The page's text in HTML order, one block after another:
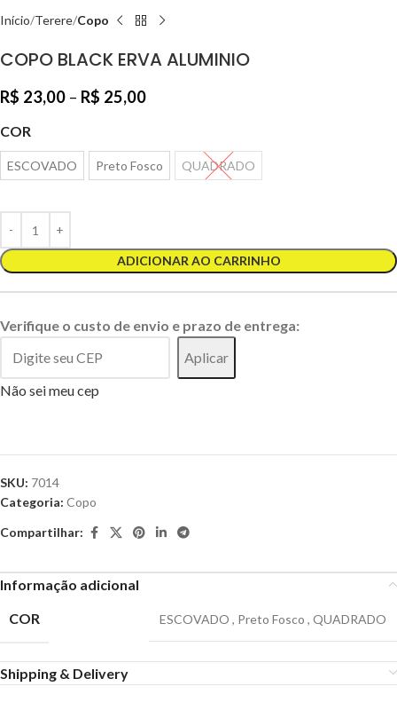
Início Terere Copo
COPO BLACK ERVA ALUMINIO
R$ 23,00 – R$ 25,00
COR
ESCOVADO Preto Fosco QUADRADO
ADICIONAR AO CARRINHO
Verifique o custo de envio e prazo de entrega:
Aplicar
Não sei meu cep
SKU: 7014
Categoria: Copo
Compartilhar:
Informação adicional
COR
ESCOVADO , Preto Fosco , QUADRADO
Shipping & Delivery